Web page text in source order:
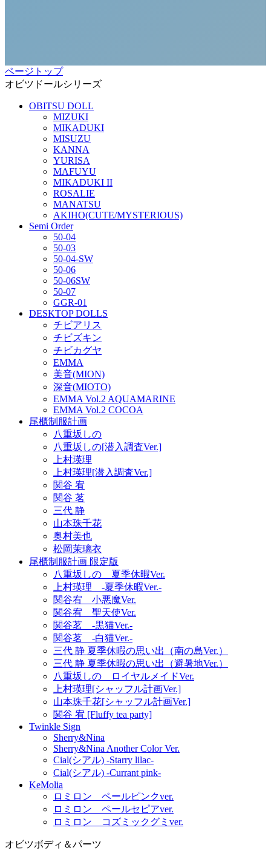
ページトップ
オビツドールシリーズ
OBITSU DOLL
MIZUKI
MIKADUKI
MISUZU
KANNA
YURISA
MAFUYU
MIKADUKI II
ROSALIE
MANATSU
AKIHO(CUTE/MYSTERIOUS)
Semi Order
50-04
50-03
50-04-SW
50-06
50-06SW
50-07
GGR-01
DESKTOP DOLLS
チビアリス
チビズキン
チビカグヤ
EMMA
美音(MION)
深音(MIOTO)
EMMA Vol.2 AQUAMARINE
EMMA Vol.2 COCOA
尾櫃制服計画
八重坂しの
八重坂しの[潜入調査Ver.]
上村瑛理
上村瑛理[潜入調査Ver.]
関谷 宥
関谷 茗
三代 静
山本珠千花
奥村美也
松岡茉璃衣
尾櫃制服計画 限定版
八重坂しの 夏季休暇Ver.
上村瑛理 -夏季休暇Ver.-
関谷宥 小悪魔Ver.
関谷宥 聖天使Ver.
関谷茗 -黒猫Ver.-
関谷茗 -白猫Ver.-
三代 静 夏季休暇の思い出（南の島Ver.）
三代 静 夏季休暇の思い出（避暑地Ver.）
八重坂しの ロイヤルメイドVer.
上村瑛理[シャッフル計画Ver.]
山本珠千花[シャッフル計画Ver.]
関谷 宥 [Fluffy tea party]
Twinkle Sign
Sherry&Nina
Sherry&Nina Another Color Ver.
Cial(シアル) -Starry lilac-
Cial(シアル) -Currant pink-
KeMolia
ロミロン ペールピンクver.
ロミロン ペールセピアver.
ロミロン コズミックグミver.
オビツボディ＆パーツ